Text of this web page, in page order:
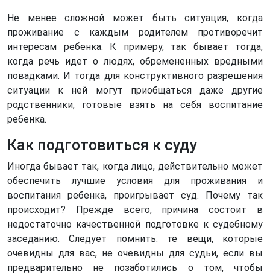
Не менее сложной может быть ситуация, когда
проживание с каждым родителем противоречит
интересам ребенка. К примеру, так бывает тогда,
когда речь идет о людях, обремененных вредными
повадками. И тогда для конструктивного разрешения
ситуации к ней могут приобщаться даже другие
родственники, готовые взять на себя воспитание
ребенка.
Как подготовиться к суду
Иногда бывает так, когда лицо, действительно может
обеспечить лучшие условия для проживания и
воспитания ребенка, проигрывает суд. Почему так
происходит? Прежде всего, причина состоит в
недостаточно качественной подготовке к судебному
заседанию. Следует помнить: те вещи, которые
очевидны для вас, не очевидны для судьи, если вы
предварительно не позаботились о том, чтобы